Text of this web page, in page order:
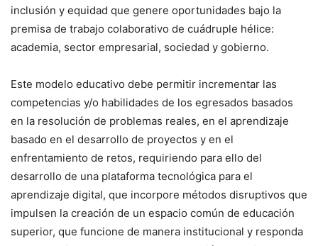
inclusión y equidad que genere oportunidades bajo la
premisa de trabajo colaborativo de cuádruple hélice:
academia, sector empresarial, sociedad y gobierno.
Este modelo educativo debe permitir incrementar las
competencias y/o habilidades de los egresados basados
en la resolución de problemas reales, en el aprendizaje
basado en el desarrollo de proyectos y en el
enfrentamiento de retos, requiriendo para ello del
desarrollo de una plataforma tecnológica para el
aprendizaje digital, que incorpore métodos disruptivos que
impulsen la creación de un espacio común de educación
superior, que funcione de manera institucional y responda